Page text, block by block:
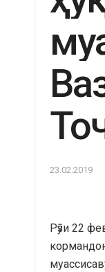
23.02.2019
Рӯзи 22